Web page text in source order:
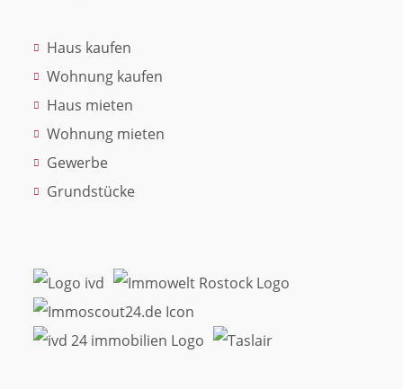
Haus kaufen
Wohnung kaufen
Haus mieten
Wohnung mieten
Gewerbe
Grundstücke